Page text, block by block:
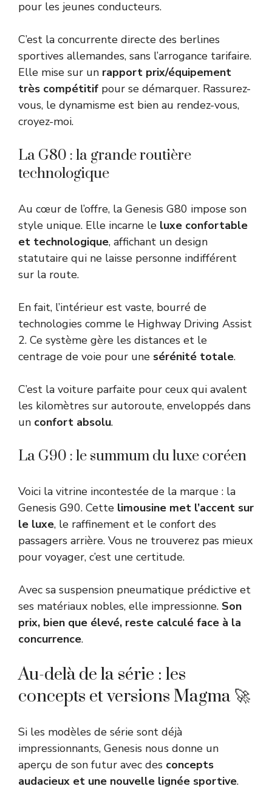
pour les jeunes conducteurs.
C’est la concurrente directe des berlines
sportives allemandes, sans l’arrogance tarifaire.
Elle mise sur un rapport prix/équipement
très compétitif pour se démarquer. Rassurez-
vous, le dynamisme est bien au rendez-vous,
croyez-moi.
La G80 : la grande routière
technologique
Au cœur de l’offre, la Genesis G80 impose son
style unique. Elle incarne le luxe confortable
et technologique, affichant un design
statutaire qui ne laisse personne indifférent
sur la route.
En fait, l’intérieur est vaste, bourré de
technologies comme le Highway Driving Assist
2. Ce système gère les distances et le
centrage de voie pour une sérénité totale.
C’est la voiture parfaite pour ceux qui avalent
les kilomètres sur autoroute, enveloppés dans
un confort absolu.
La G90 : le summum du luxe coréen
Voici la vitrine incontestée de la marque : la
Genesis G90. Cette limousine met l’accent sur
le luxe, le raffinement et le confort des
passagers arrière. Vous ne trouverez pas mieux
pour voyager, c’est une certitude.
Avec sa suspension pneumatique prédictive et
ses matériaux nobles, elle impressionne. Son
prix, bien que élevé, reste calculé face à la
concurrence.
Au-delà de la série : les
concepts et versions Magma 🚀
Si les modèles de série sont déjà
impressionnants, Genesis nous donne un
aperçu de son futur avec des concepts
audacieux et une nouvelle lignée sportive.